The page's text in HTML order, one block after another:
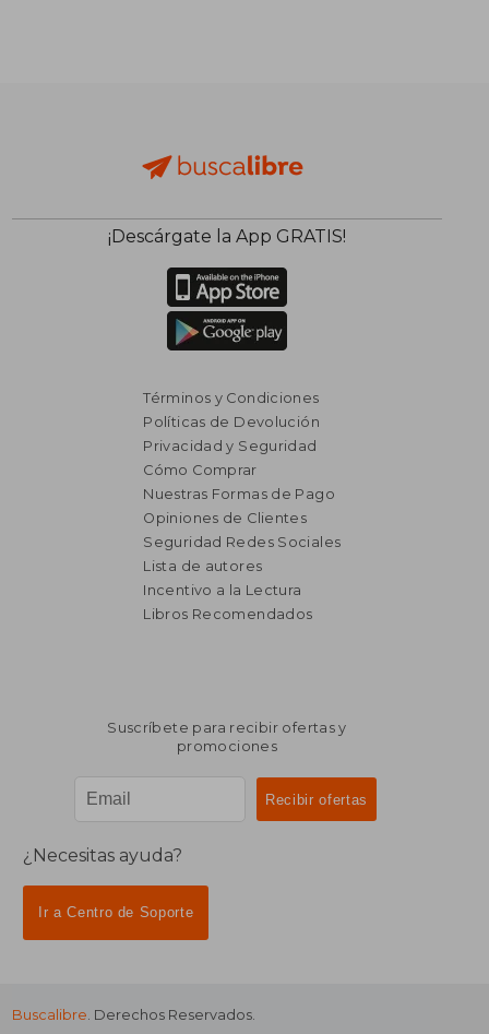
¡Descárgate la App GRATIS!
Términos y Condiciones
Políticas de Devolución
Privacidad y Seguridad
Cómo Comprar
Nuestras Formas de Pago
Opiniones de Clientes
Seguridad Redes Sociales
Lista de autores
Incentivo a la Lectura
Libros Recomendados
Suscríbete para recibir ofertas y
promociones
¿Necesitas ayuda?
Ir a Centro de Soporte
Buscalibre . Derechos Reservados.